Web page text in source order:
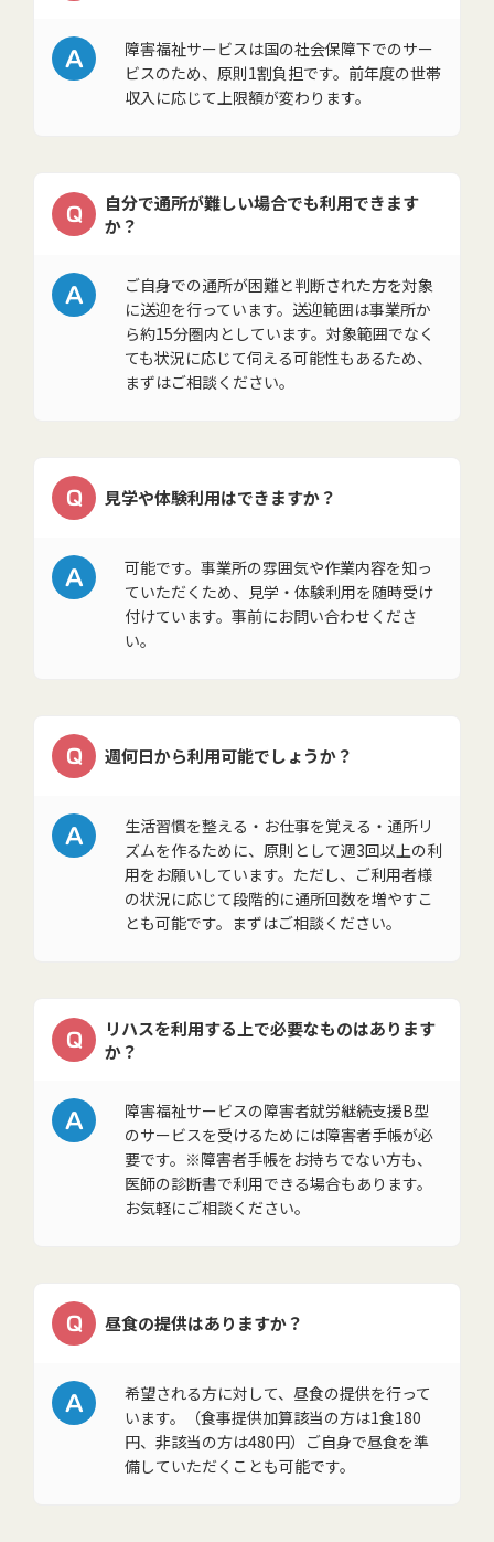
A
障害福祉サービスは国の社会保障下でのサー
ビスのため、原則1割負担です。前年度の世帯
収入に応じて上限額が変わります。
Q
自分で通所が難しい場合でも利用できます
か？
A
ご自身での通所が困難と判断された方を対象
に送迎を行っています。送迎範囲は事業所か
ら約15分圏内としています。対象範囲でなく
ても状況に応じて伺える可能性もあるため、
まずはご相談ください。
Q 見学や体験利用はできますか？
A
可能です。事業所の雰囲気や作業内容を知っ
ていただくため、見学・体験利用を随時受け
付けています。事前にお問い合わせくださ
い。
Q 週何日から利用可能でしょうか？
A
生活習慣を整える・お仕事を覚える・通所リ
ズムを作るために、原則として週3回以上の利
用をお願いしています。ただし、ご利用者様
の状況に応じて段階的に通所回数を増やすこ
とも可能です。まずはご相談ください。
Q
リハスを利用する上で必要なものはあります
か？
A
障害福祉サービスの障害者就労継続支援B型
のサービスを受けるためには障害者手帳が必
要です。※障害者手帳をお持ちでない方も、
医師の診断書で利用できる場合もあります。
お気軽にご相談ください。
Q 昼食の提供はありますか？
A
希望される方に対して、昼食の提供を行って
います。（食事提供加算該当の方は1食180
円、非該当の方は480円）ご自身で昼食を準
備していただくことも可能です。